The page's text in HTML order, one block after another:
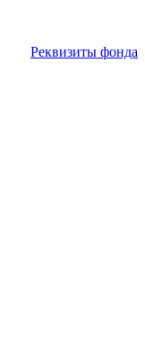
Реквизиты фонда